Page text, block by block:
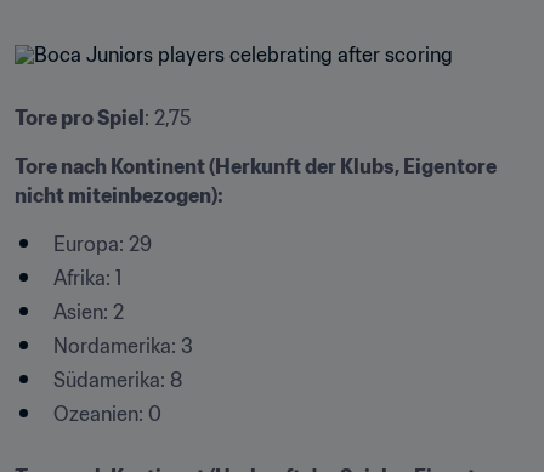
Tore pro Spiel : 2,75
Tore nach Kontinent (Herkunft der Klubs, Eigentore
nicht miteinbezogen):
Europa: 29
Afrika: 1
Asien: 2
Nordamerika: 3
Südamerika: 8
Ozeanien: 0